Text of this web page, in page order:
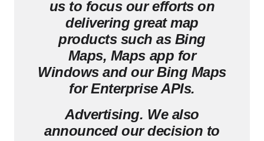
us to focus our efforts on
delivering great map
products such as Bing
Maps, Maps app for
Windows and our Bing Maps
for Enterprise APIs.
Advertising. We also
announced our decision to